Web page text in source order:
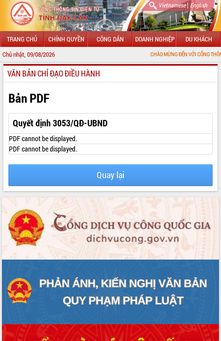
Vietnamese| English
TRANG CHỦ CHÍNH QUYỀN CÔNG DÂN DOANH NGHIỆP DU KHÁCH
Chủ nhật, 09/08/2026 CHÀO MỪNG ĐẾN VỚI CỔNG THÔNG TIN
GIỚI THIỆU
LÃNH ĐẠO UBND TỈNH
TIN TỨC SỰ KIỆN
SỞ, BAN, NGÀNH
UBND CÁC XÃ, PHƯỜNG
HỆ THỐNG VĂN BẢN
VĂN BẢN HĐND TỈNH
ĐIỂM TIN VĂN BẢN
QUY HOẠCH - KẾ HOẠCH
VĂN BẢN CHỈ ĐẠO ĐIỀU HÀNH
Bản PDF
Quyết định 3053/QĐ-UBND
PDF cannot be displayed.
PDF cannot be displayed.
Quay lại